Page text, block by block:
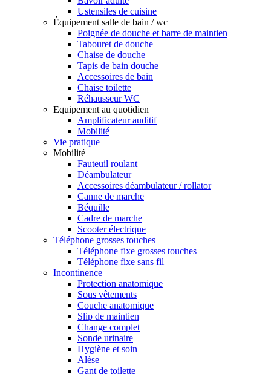
Ustensiles de cuisine
Équipement salle de bain / wc
Poignée de douche et barre de maintien
Tabouret de douche
Chaise de douche
Tapis de bain douche
Accessoires de bain
Chaise toilette
Réhausseur WC
Equipement au quotidien
Amplificateur auditif
Mobilité
Vie pratique
Mobilité
Fauteuil roulant
Déambulateur
Accessoires déambulateur / rollator
Canne de marche
Béquille
Cadre de marche
Scooter électrique
Téléphone grosses touches
Téléphone fixe grosses touches
Téléphone fixe sans fil
Incontinence
Protection anatomique
Sous vêtements
Couche anatomique
Slip de maintien
Change complet
Sonde urinaire
Hygiène et soin
Alèse
Gant de toilette